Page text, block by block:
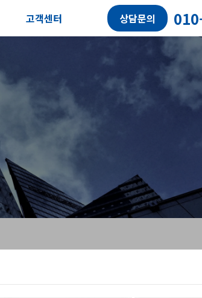
고객센터
고객후기
상담문의